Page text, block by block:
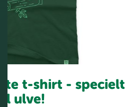
t-shirt - specielt
til ulve!